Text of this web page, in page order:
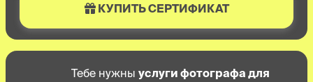
КУПИТЬ СЕРТИФИКАТ
Тебе нужны услуги фотографа для